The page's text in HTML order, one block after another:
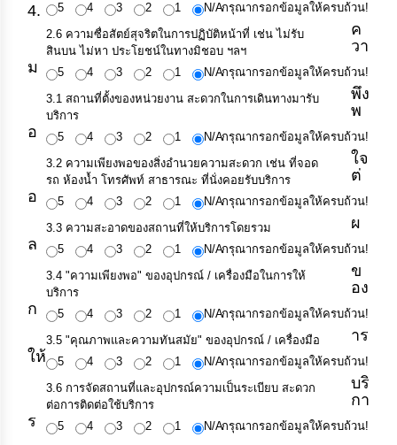
5
4 3 2 1 N/Aกรุณากรอกข้อมูลให้ครบถ้วน!
2.6 ความซื่อสัตย์สุจริตในการปฏิบัติหน้าที่ เช่น ไม่รับ
สินบน ไม่หา ประโยชน์ในทางมิชอบ ฯลฯ
5
4 3 2 1 N/Aกรุณากรอกข้อมูลให้ครบถ้วน!
3.1 สถานที่ตั้งของหน่วยงาน สะดวกในการเดินทางมารับ
บริการ
5
4 3 2 1 N/Aกรุณากรอกข้อมูลให้ครบถ้วน!
3.2 ความเพียงพอของสิ่งอำนวยความสะดวก เช่น ที่จอด
รถ ห้องน้ำ โทรศัพท์ สาธารณะ ที่นั่งคอยรับบริการ
5
4 3 2 1 N/Aกรุณากรอกข้อมูลให้ครบถ้วน!
3.3 ความสะอาดของสถานที่ให้บริการโดยรวม
5
4 3 2 1 N/Aกรุณากรอกข้อมูลให้ครบถ้วน!
3.4 "ความเพียงพอ" ของอุปกรณ์ / เครื่องมือในการให้
บริการ
5
4 3 2 1 N/Aกรุณากรอกข้อมูลให้ครบถ้วน!
3.5 "คุณภาพและความทันสมัย" ของอุปกรณ์ / เครื่องมือ
5
4 3 2 1 N/Aกรุณากรอกข้อมูลให้ครบถ้วน!
3.6 การจัดสถานที่และอุปกรณ์ความเป็นระเบียบ สะดวก
ต่อการติดต่อใช้บริการ
5
4 3 2 1 N/Aกรุณากรอกข้อมูลให้ครบถ้วน!
4.
ค
วา
ม
พึง
พ
อ
ใจ
ต่
อ
ผ
ล
ข
อง
ก
าร
ให้
บริ
กา
ร